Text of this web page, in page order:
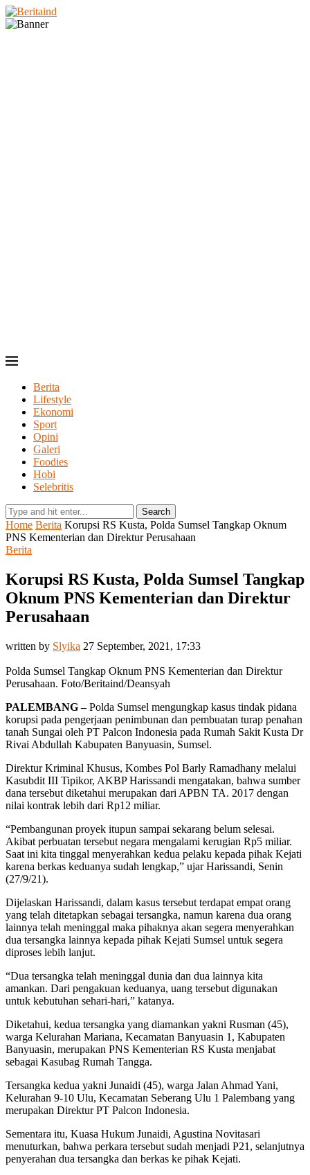
Berita
Lifestyle
Ekonomi
Sport
Opini
Galeri
Foodies
Hobi
Selebritis
Search
Home Berita Korupsi RS Kusta, Polda Sumsel Tangkap Oknum
PNS Kementerian dan Direktur Perusahaan
Berita
Korupsi RS Kusta, Polda Sumsel Tangkap
Oknum PNS Kementerian dan Direktur
Perusahaan
written by Slyika 27 September, 2021, 17:33
Polda Sumsel Tangkap Oknum PNS Kementerian dan Direktur
Perusahaan. Foto/Beritaind/Deansyah
PALEMBANG –Polda Sumsel mengungkap kasus tindak pidana
korupsi pada pengerjaan penimbunan dan pembuatan turap penahan
tanah Sungai oleh PT Palcon Indonesia pada Rumah Sakit Kusta Dr
Rivai Abdullah Kabupaten Banyuasin, Sumsel.
Direktur Kriminal Khusus, Kombes Pol Barly Ramadhany melalui
Kasubdit III Tipikor, AKBP Harissandi mengatakan, bahwa sumber
dana tersebut diketahui merupakan dari APBN TA. 2017 dengan
nilai kontrak lebih dari Rp12 miliar.
“Pembangunan proyek itupun sampai sekarang belum selesai.
Akibat perbuatan tersebut negara mengalami kerugian Rp5 miliar.
Saat ini kita tinggal menyerahkan kedua pelaku kepada pihak Kejati
karena berkas keduanya sudah lengkap,” ujar Harissandi, Senin
(27/9/21).
Dijelaskan Harissandi, dalam kasus tersebut terdapat empat orang
yang telah ditetapkan sebagai tersangka, namun karena dua orang
lainnya telah meninggal maka pihaknya akan segera menyerahkan
dua tersangka lainnya kepada pihak Kejati Sumsel untuk segera
diproses lebih lanjut.
“Dua tersangka telah meninggal dunia dan dua lainnya kita
amankan. Dari pengakuan keduanya, uang tersebut digunakan
untuk kebutuhan sehari-hari,” katanya.
Diketahui, kedua tersangka yang diamankan yakni Rusman (45),
warga Kelurahan Mariana, Kecamatan Banyuasin 1, Kabupaten
Banyuasin, merupakan PNS Kementerian RS Kusta menjabat
sebagai Kasubag Rumah Tangga.
Tersangka kedua yakni Junaidi (45), warga Jalan Ahmad Yani,
Kelurahan 9-10 Ulu, Kecamatan Seberang Ulu 1 Palembang yang
merupakan Direktur PT Palcon Indonesia.
Sementara itu, Kuasa Hukum Junaidi, Agustina Novitasari
menuturkan, bahwa perkara tersebut sudah menjadi P21, selanjutnya
penyerahan dua tersangka dan berkas ke pihak Kejati.